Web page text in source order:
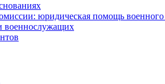
юридическая помощь военного
военнослужащих